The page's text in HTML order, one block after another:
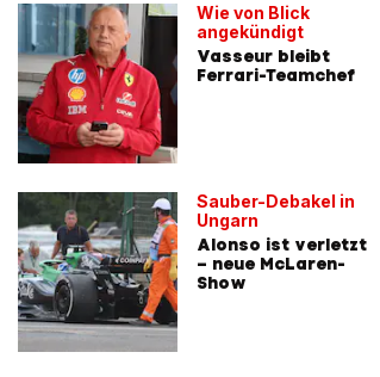
Wie von Blick
angekündigt
Vasseur bleibt
Ferrari-Teamchef
Sauber-Debakel in
Ungarn
Alonso ist verletzt
– neue McLaren-
Show